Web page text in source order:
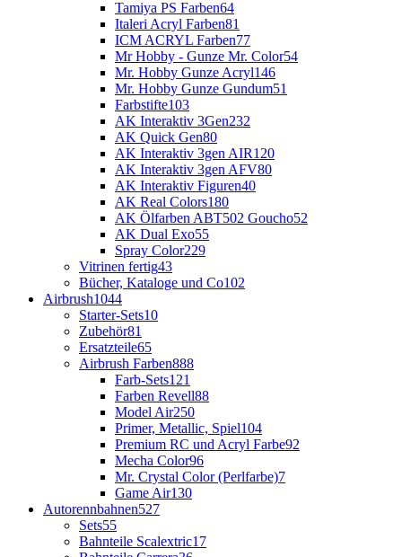
Tamiya PS Farben64
Italeri Acryl Farben81
ICM ACRYL Farben77
Mr Hobby - Gunze Mr. Color54
Mr. Hobby Gunze Acryl146
Mr. Hobby Gunze Gundum51
Farbstifte103
AK Interaktiv 3Gen232
AK Quick Gen80
AK Interaktiv 3gen AIR120
AK Interaktiv 3gen AFV80
AK Interaktiv Figuren40
AK Real Colors180
AK Ölfarben ABT502 Goucho52
AK Dual Exo55
Spray Color229
Vitrinen fertig43
Bücher, Kataloge und Co102
Airbrush1044
Starter-Sets10
Zubehör81
Ersatzteile65
Airbrush Farben888
Farb-Sets121
Farben Revell88
Model Air250
Primer, Metallic, Spiel104
Premium RC und Acryl Farbe92
Mecha Color96
Mr. Crystal Color (Perlfarbe)7
Game Air130
Autorennbahnen527
Sets55
Bahnteile Scalextric17